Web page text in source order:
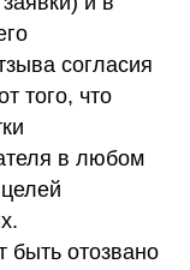
согласия
того, что
в любом
быть отозвано